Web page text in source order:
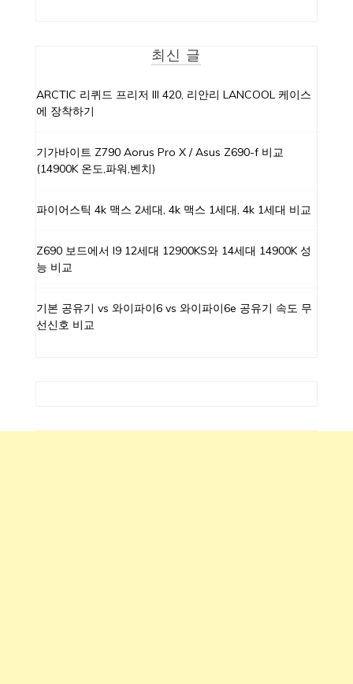
최신 글
ARCTIC 리퀴드 프리저 III 420, 리안리 LANCOOL 케이스
에 장착하기
기가바이트 Z790 Aorus Pro X / Asus Z690-f 비교
(14900K 온도,파워,벤치)
파이어스틱 4k 맥스 2세대, 4k 맥스 1세대, 4k 1세대 비교
Z690 보드에서 I9 12세대 12900KS와 14세대 14900K 성
능 비교
기본 공유기 vs 와이파이6 vs 와이파이6e 공유기 속도 무
선신호 비교